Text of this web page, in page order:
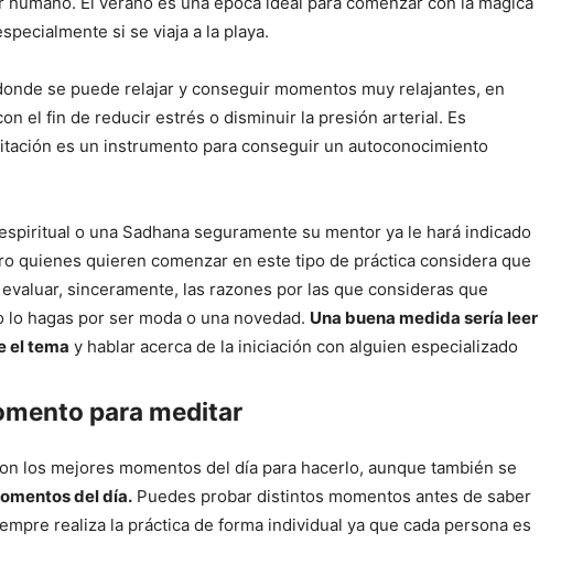
si se viaja a la playa.
se puede relajar y conseguir momentos muy relajantes, en
el fin de reducir estrés o disminuir la presión arterial. Es
es un instrumento para conseguir un autoconocimiento
o una Sadhana seguramente su mentor ya le hará indicado
quienes quieren comenzar en este tipo de práctica considera que
sinceramente, las razones por las que consideras que
hagas por ser moda o una novedad. Una buena medida sería leer
el tema y hablar acerca de la iniciación con alguien especializado
para meditar
los mejores momentos del día para hacerlo, aunque también se
del día. Puedes probar distintos momentos antes de saber
realiza la práctica de forma individual ya que cada persona es